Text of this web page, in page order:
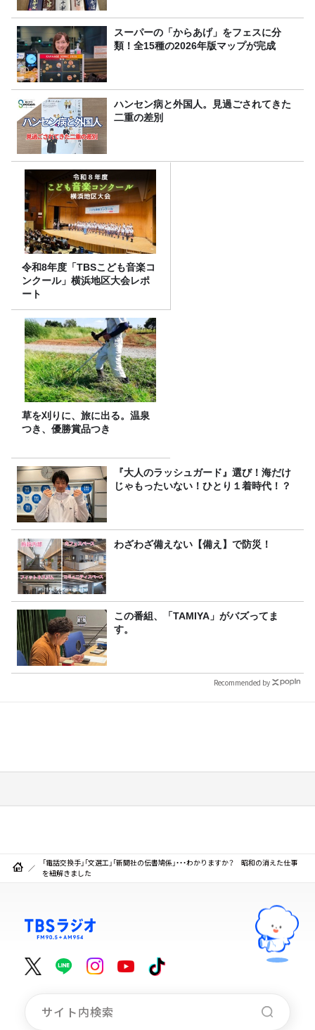
スーパーの「からあげ」をフェスに分
類！全15種の2026年版マップが完成
ハンセン病と外国人。見過ごされてきた
二重の差別
令和8年度「TBSこども音楽コ
ンクール」横浜地区大会レポ
ート
草を刈りに、旅に出る。温泉
つき、優勝賞品つき
『大人のラッシュガード』選び！海だけ
じゃもったいない！ひとり１着時代！？
わざわざ備えない【備え】で防災！
この番組、「TAMIYA」がバズってま
す。
Recommended by
「電話交換手」「文選工」「新聞社の伝書鳩係」・・・わかりますか？ 昭和の消えた仕事
を紐解きました